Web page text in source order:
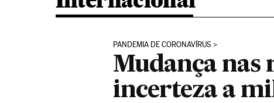
PANDEMIA DE CORONAVÍRUS
Mudança nas
incerteza a